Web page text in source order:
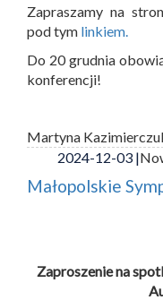
Zapraszamy na
pod tym linkiem.
Do 20 grudnia
konferencji!
Martyna
2024-12-03 |
Małopolskie
Zaproszenie na